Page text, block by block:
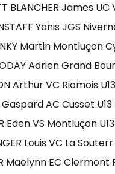
BLANCHER James
Yanis JGS
Martin Montluçon
Adrien Grand
Arthur VC Riomois U13
Gaspard AC Cusset U13
Eden VS Montluçon U13
Louis VC La Souterr
Maelynn EC Clermont